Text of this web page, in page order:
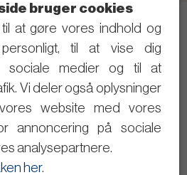
gerne SMS først)
arbejde
referater
på video
bruger cookies
at gøre vores indhold og
til at vise dig
sociale medier og til at
Vi deler også oplysninger
website med vores
annoncering på sociale
analysepartnere.
her.